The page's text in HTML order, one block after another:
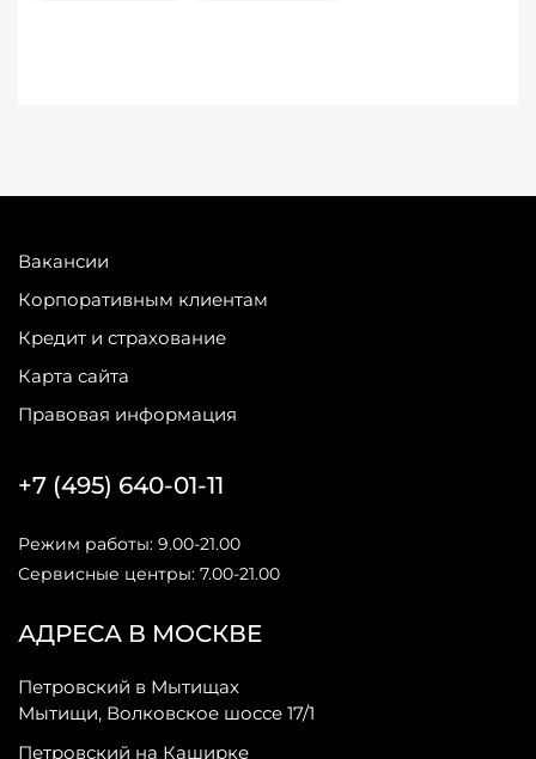
Вакансии
Корпоративным клиентам
Кредит и страхование
Карта сайта
Правовая информация
АДРЕСА В МОСКВЕ
Петровский в Мытищах
Мытищи, Волковское шоссе 17/1
Петровский на Каширке
+7 (495) 640-01-11
Режим работы: 9.00-21.00
Сервисные центры: 7.00-21.00